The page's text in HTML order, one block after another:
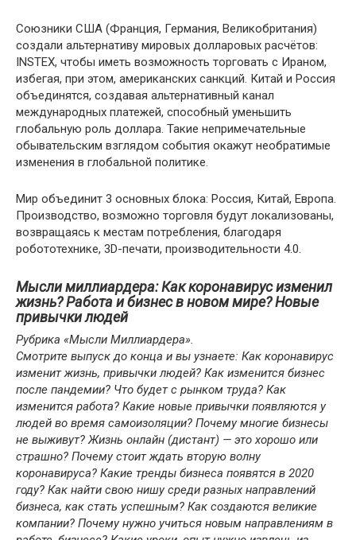
Союзники США (Франция, Германия, Великобритания)
создали альтернативу мировых долларовых расчётов:
INSTEX, чтобы иметь возможность торговать с Ираном,
избегая, при этом, американских санкций. Китай и Россия
объединятся, создавая альтернативный канал
международных платежей, способный уменьшить
глобальную роль доллара. Такие непримечательные
обывательским взглядом события окажут необратимые
изменения в глобальной политике.
Мир объединит 3 основных блока: Россия, Китай, Европа.
Производство, возможно торговля будут локализованы,
возвращаясь к местам потребления, благодаря
робототехнике, 3D-печати, производительности 4.0.
Мысли миллиардера: Как коронавирус изменил
жизнь? Работа и бизнес в новом мире? Новые
привычки людей
Рубрика «Мысли Миллиардера».
Смотрите выпуск до конца и вы узнаете: Как коронавирус
изменит жизнь, привычки людей? Как изменится бизнес
после пандемии? Что будет с рынком труда? Как
изменится работа? Какие новые привычки появляются у
людей во время самоизоляции? Почему многие бизнесы
не выживут? Жизнь онлайн (дистант) — это хорошо или
страшно? Почему стоит ждать вторую волну
коронавируса? Какие тренды бизнеса появятся в 2020
году? Как найти свою нишу среди разных направлений
бизнеса, как стать успешным? Как создаются великие
компании? Почему нужно учиться новым направлениям в